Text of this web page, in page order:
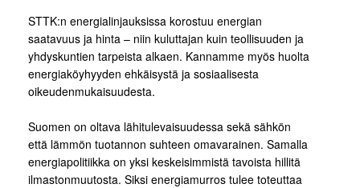
STTK:n energialinjauksissa korostuu energian
saatavuus ja hinta – niin kuluttajan kuin teollisuuden ja
yhdyskuntien tarpeista alkaen. Kannamme myös huolta
energiaköyhyyden ehkäisystä ja sosiaalisesta
oikeudenmukaisuudesta.
Suomen on oltava lähitulevaisuudessa sekä sähkön
että lämmön tuotannon suhteen omavarainen. Samalla
energiapolitiikka on yksi keskeisimmistä tavoista hillitä
ilmastonmuutosta. Siksi energiamurros tulee toteuttaa